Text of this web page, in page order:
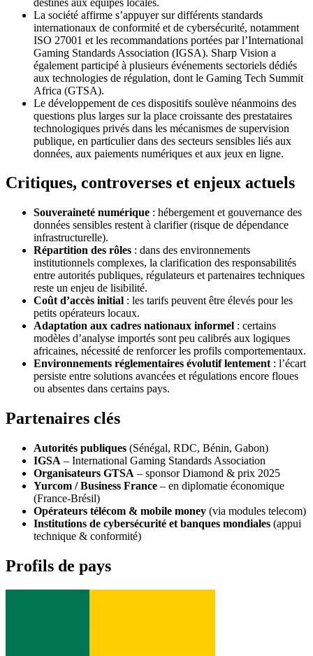
La société affirme s’appuyer sur différents standards
internationaux de conformité et de cybersécurité, notamment
ISO 27001 et les recommandations portées par l’International
Gaming Standards Association (IGSA). Sharp Vision a
également participé à plusieurs événements sectoriels dédiés
aux technologies de régulation, dont le Gaming Tech Summit
Africa (GTSA).
Le développement de ces dispositifs soulève néanmoins des
questions plus larges sur la place croissante des prestataires
technologiques privés dans les mécanismes de supervision
publique, en particulier dans des secteurs sensibles liés aux
données, aux paiements numériques et aux jeux en ligne.
Critiques, controverses et enjeux actuels
Souveraineté numérique : hébergement et gouvernance des
données sensibles restent à clarifier (risque de dépendance
infrastructurelle).
Répartition des rôles : dans des environnements
institutionnels complexes, la clarification des responsabilités
entre autorités publiques, régulateurs et partenaires techniques
reste un enjeu de lisibilité.
Coût d’accès initial : les tarifs peuvent être élevés pour les
petits opérateurs locaux.
Adaptation aux cadres nationaux informel : certains
modèles d’analyse importés sont peu calibrés aux logiques
africaines, nécessité de renforcer les profils comportementaux.
Environnements réglementaires évolutif lentement : l’écart
persiste entre solutions avancées et régulations encore floues
ou absentes dans certains pays.
Partenaires clés
Autorités publiques (Sénégal, RDC, Bénin, Gabon)
IGSA – International Gaming Standards Association
Organisateurs GTSA – sponsor Diamond & prix 2025
Yurcom / Business France – en diplomatie économique
(France‑Brésil)
Opérateurs télécom & mobile money (via modules telecom)
Institutions de cybersécurité et banques mondiales (appui
technique & conformité)
Profils de pays